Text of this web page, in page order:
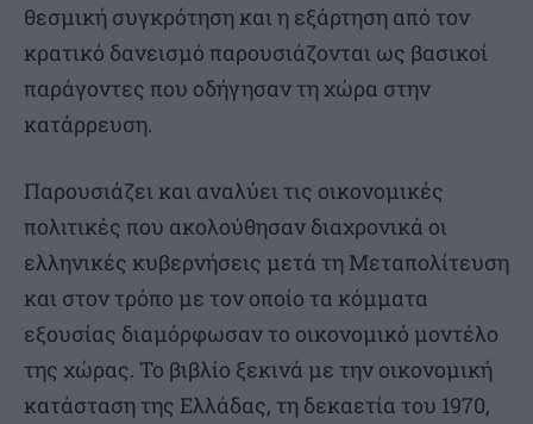
θεσμική συγκρότηση και η εξάρτηση από τον
κρατικό δανεισμό παρουσιάζονται ως βασικοί
παράγοντες που οδήγησαν τη χώρα στην
κατάρρευση.
Παρουσιάζει και αναλύει τις οικονομικές
πολιτικές που ακολούθησαν διαχρονικά οι
ελληνικές κυβερνήσεις μετά τη Μεταπολίτευση
και στον τρόπο με τον οποίο τα κόμματα
εξουσίας διαμόρφωσαν το οικονομικό μοντέλο
της χώρας. Το βιβλίο ξεκινά με την οικονομική
κατάσταση της Ελλάδας, τη δεκαετία του 1970,